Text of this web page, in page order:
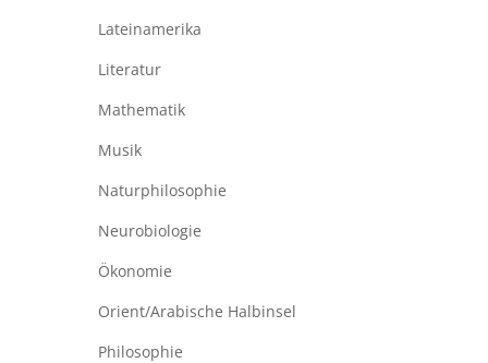
Lateinamerika
Literatur
Mathematik
Musik
Naturphilosophie
Neurobiologie
Ökonomie
Orient/Arabische Halbinsel
Philosophie